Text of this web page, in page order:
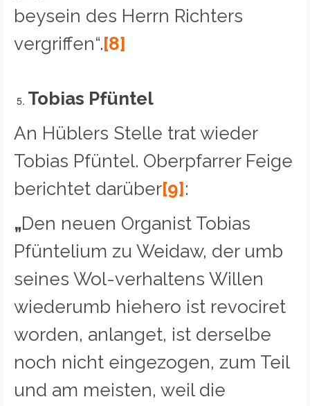
beysein des Herrn Richters
vergriffen“.[8]
Tobias Pfüntel
An Hüblers Stelle trat wieder
Tobias Pfüntel. Oberpfarrer Feige
berichtet darüber[9]:
„Den neuen Organist Tobias
Pfüntelium zu Weidaw, der umb
seines Wol-verhaltens Willen
wiederumb hiehero ist revociret
worden, anlanget, ist derselbe
noch nicht eingezogen, zum Teil
und am meisten, weil die